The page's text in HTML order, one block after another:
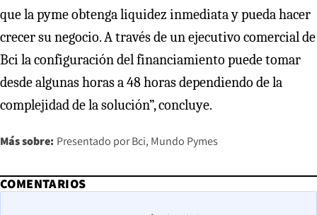
que la pyme obtenga liquidez inmediata y pueda hacer
crecer su negocio. A través de un ejecutivo comercial de
Bci la configuración del financiamiento puede tomar
desde algunas horas a 48 horas dependiendo de la
complejidad de la solución”, concluye.
Más sobre: Presentado por Bci Mundo Pymes
COMENTARIOS